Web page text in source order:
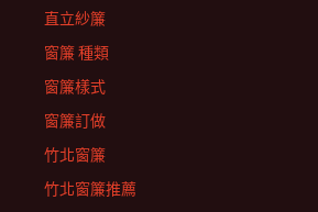
直立紗簾
窗簾 種類
窗簾樣式
窗簾訂做
竹北窗簾
竹北窗簾推薦